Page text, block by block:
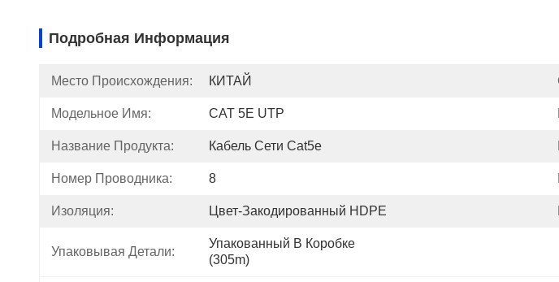
Подробная Информация
Место Происхождения: КИТАЙ
Модельное Имя: CAT 5E UTP
Название Продукта: Кабель Сети Cat5e
Номер Проводника: 8
Изоляция: Цвет-Закодированный HDPE
Упаковывая Детали:
Упакованный В Коробке
(305m)